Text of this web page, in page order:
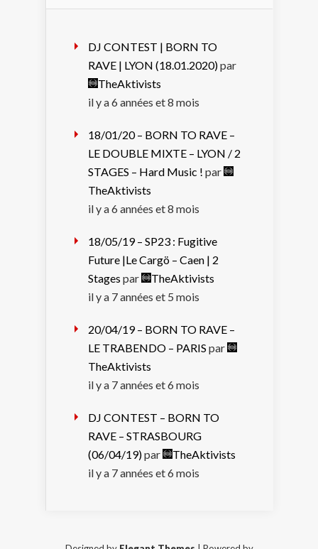
DJ CONTEST | BORN TO
RAVE | LYON (18.01.2020)par
TheAktivists
il y a 6 années et 8 mois
18/01/20 – BORN TO RAVE –
LE DOUBLE MIXTE – LYON / 2
STAGES – Hard Music ! par
TheAktivists
il y a 6 années et 8 mois
18/05/19 – SP23 : Fugitive
Future |Le Cargö – Caen | 2
Stages par
TheAktivists
il y a 7 années et 5 mois
20/04/19 – BORN TO RAVE –
LE TRABENDO – PARIS par
TheAktivists
il y a 7 années et 6 mois
DJ CONTEST – BORN TO
RAVE – STRASBOURG
(06/04/19)par
TheAktivists
il y a 7 années et 6 mois